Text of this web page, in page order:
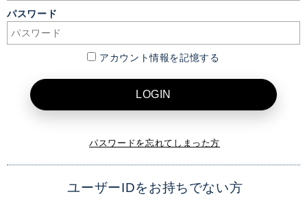
パスワード
アカウント情報を記憶する
LOGIN
パスワードを忘れてしまった方
ユーザーIDをお持ちでない方